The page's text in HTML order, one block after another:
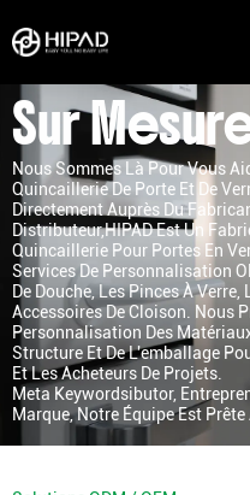
Sur
Nous Sommes Là Pour Vous
Quincaillerie De Porte Et De
Directement Auprès Du
Distributeur,HIPAD Est Un
Quincaillerie Pour Portes En
Services De Personnalisation
De Douche, Les Pinces À
Accessoires De Cloison. Nous
Personnalisation Des
Structure Et De L'emballage
Et Les Acheteurs De Projets.
Meta Keywordsibutor,
Marque, Notre Équipe Est